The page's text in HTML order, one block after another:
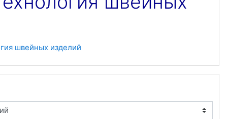
швейных изделий